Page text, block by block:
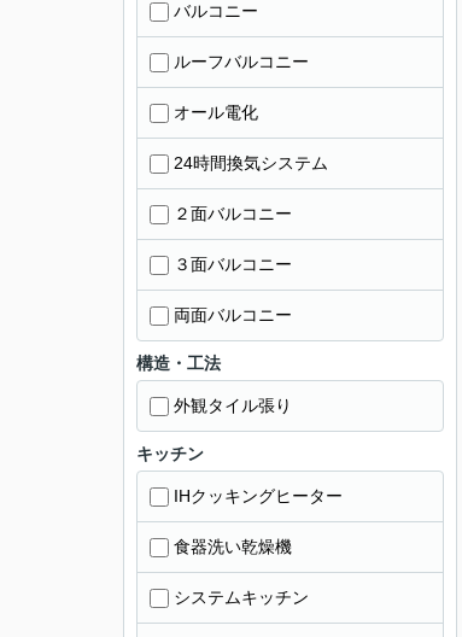
バルコニー
ルーフバルコニー
オール電化
24時間換気システム
２面バルコニー
３面バルコニー
両面バルコニー
構造・工法
外観タイル張り
キッチン
IHクッキングヒーター
食器洗い乾燥機
システムキッチン